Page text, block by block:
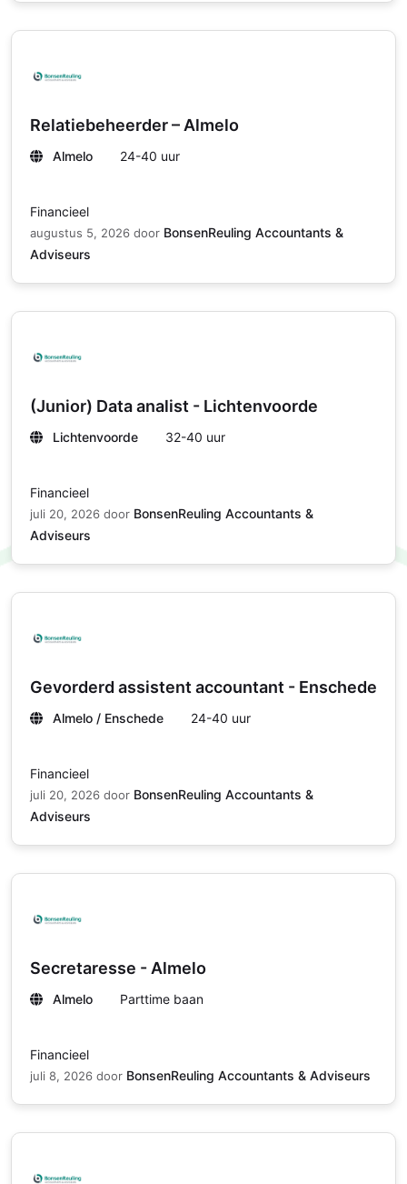
Relatiebeheerder – Almelo
Almelo 24-40 uur
Financieel
augustus 5, 2026 door BonsenReuling Accountants &
Adviseurs
(Junior) Data analist - Lichtenvoorde
Lichtenvoorde 32-40 uur
Financieel
juli 20, 2026 door BonsenReuling Accountants &
Adviseurs
Gevorderd assistent accountant - Enschede
Almelo / Enschede 24-40 uur
Financieel
juli 20, 2026 door BonsenReuling Accountants &
Adviseurs
Secretaresse - Almelo
Almelo Parttime baan
Financieel
juli 8, 2026 door BonsenReuling Accountants & Adviseurs